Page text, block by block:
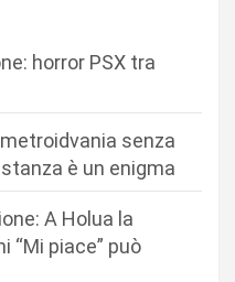
horror PSX tra
senza
è un enigma
A Holua la
“Mi piace” può